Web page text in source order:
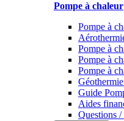
Pompe à chaleur
Pompe à
Pompe à
Pompe à
Pompe à
Géothermie
Guide
Aides
Questions /